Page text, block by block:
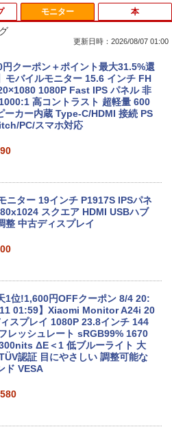
ートパソコン 新生活セット 2026
搭載 Office付き 15.6型 大手
ー 第6〜8世代 Core i3/i5 メモリ8
最大1TB 高速SSD搭載 初期設定
レワーク応援 在宅勤務 学生向け
repc ノートPC 中古パソコン
定エントリーでP10倍／【中古】
パソコン windows11 office付き
レノボ ThinkPad L390 20NSS2
整備済み品 pc win11 os 中古
パソコン Surface Pro 5 高性能第
i5-7300U WEBカメラ内蔵 Wi
11 Pro MS 0ffice 2024選択可 1
SurfaceConnect USB3.0
り品】中古パソコン | NEC | Mate
1 | Windows11 | デスクトップ
保証 | 第7世代 | Core i5 7500 3.4
3.8)GHz | MEM:8GB | SSD:256G
ROM | 無線LAN:あり | Win11Pr
ソンセール期間中ポイント5倍】中
クトップパソコン 第8世代 Core i5
高速SSD128GB メモリ8GB
初期設定済 すぐ使える 90日保
トリーでポイント100％還元のチ
】GMKtec ミニpc G3S【Intel N9
8GB 256GB/512GB SSD】 4コ
レッド mini pc Windows11 Pro
ソコン 2画面 超静音 超軽量 高性
モニター
更新日時：2026/08/07 01:00
円クーポン＋ポイント最大31.5%還
モバイルモニター 15.6 インチ FH
1080P Fast IPS パネル 非
高コントラスト 超軽量 600
ーカー内蔵 Type-C/HDMI 接続 PS
PC/スマホ対応
ニター 19インチ P1917S IPSパネ
スクエア HDMI USBハブ
整 中古ディスプレイ
1位!1,600円OFFクーポン 8/4 20:
01:59】Xiaomi Monitor A24i 20
スプレイ 1080P 23.8インチ 144
レッシュレート sRGB99% 1670
ΔE＜1 低ブルーライト 大
認証 目にやさしい 調整可能な
ド VESA
本